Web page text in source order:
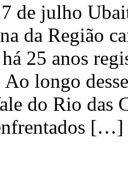
de julho
da Região
25 anos
longo
do Rio das
[…]